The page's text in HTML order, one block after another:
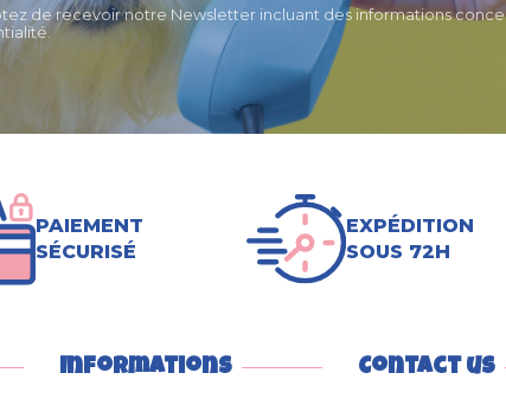
de recevoir notre Newsletter incluant des informations
PAIEMENT
SÉCURISÉ
EXPÉDITION
SOUS 72H
Informations Contact us